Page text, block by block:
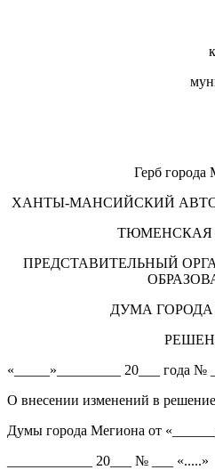
Герб города
ХАНТЫ-МАНСИЙСКИЙ
ТЮМЕНСКАЯ
ПРЕДСТАВИТЕЛЬНЫЙ
ДУМА
«_____»_________ 20___ года №
О внесении изменений в решение
Думы города Мегиона от
____________ 20___ № ___ «.....»